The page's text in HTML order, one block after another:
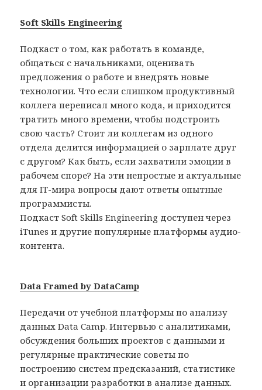
Soft Skills Engineering
Подкаст о том, как работать в команде,
общаться с начальниками, оценивать
предложения о работе и внедрять новые
технологии. Что если слишком продуктивный
коллега переписал много кода, и приходится
тратить много времени, чтобы подстроить
свою часть? Стоит ли коллегам из одного
отдела делится информацией о зарплате друг
с другом? Как быть, если захватили эмоции в
рабочем споре? На эти непростые и актуальные
для IT-мира вопросы дают ответы опытные
программисты.
Подкаст Soft Skills Engineering доступен через
iTunes и другие популярные платформы аудио-
контента.
Data Framed by DataCamp
Передачи от учебной платформы по анализу
данных Data Camp. Интервью с аналитиками,
обсуждения больших проектов с данными и
регулярные практические советы по
построению систем предсказаний, статистике
и организации разработки в анализе данных.